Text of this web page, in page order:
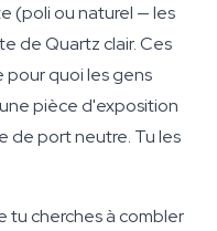
(poli ou naturel — les
de Quartz clair. Ces
pour quoi les gens
pièce d'exposition
de port neutre. Tu les
tu cherches à combler